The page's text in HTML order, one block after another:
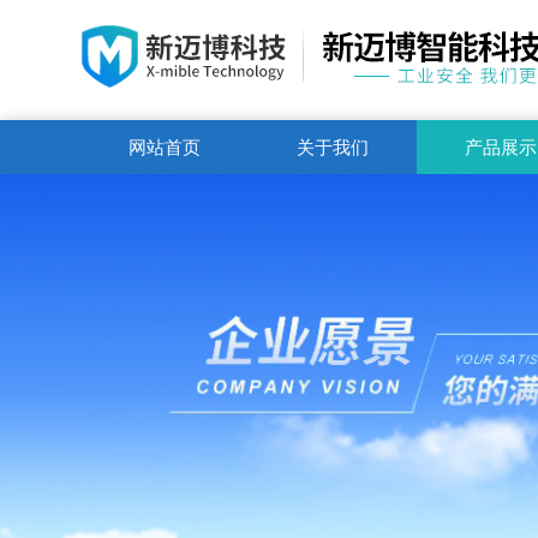
网站首页 关于我们 产品展示